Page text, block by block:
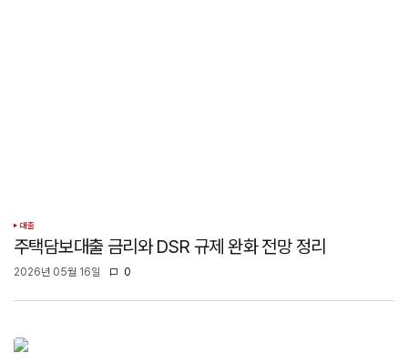
대출
주택담보대출 금리와 DSR 규제 완화 전망 정리
2026년 05월 16일 0